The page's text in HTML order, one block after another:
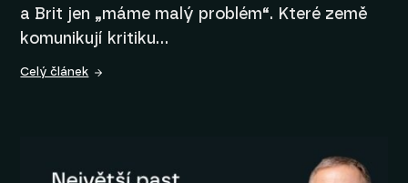
a Brit jen „máme malý problém“. Které země
komunikují kritiku…
Celý článek